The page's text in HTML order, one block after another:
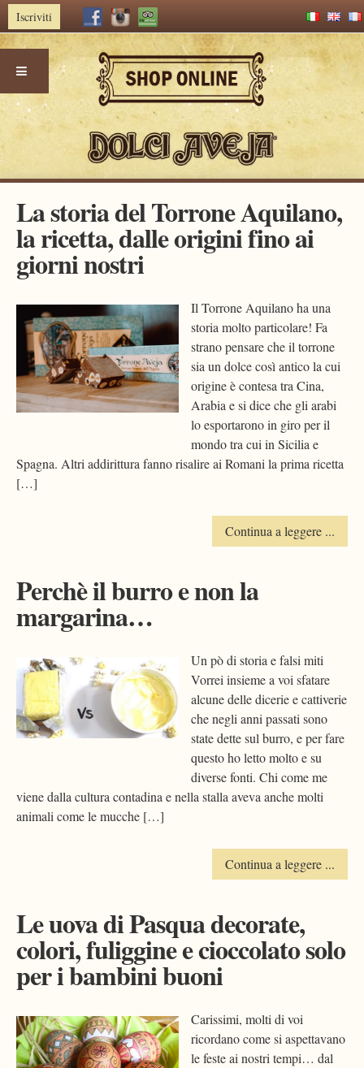
Iscriviti
contentLa storia del Torrone Aquilano,
la ricetta, dalle origini fino ai
giorni nostri
Il Torrone Aquilano ha una
storia molto particolare! Fa
strano pensare che il torrone
sia un dolce così antico la cui
origine è contesa tra Cina,
Arabia e si dice che gli arabi
lo esportarono in giro per il
mondo tra cui in Sicilia e
Spagna. Altri addirittura fanno risalire ai Romani la prima ricetta
[…]
Continua a leggere ...
Perchè il burro e non la
margarina…
Un pò di storia e falsi miti
Vorrei insieme a voi sfatare
alcune delle dicerie e cattiverie
che negli anni passati sono
state dette sul burro, e per fare
questo ho letto molto e su
diverse fonti. Chi come me
viene dalla cultura contadina e nella stalla aveva anche molti
animali come le mucche […]
Continua a leggere ...
Le uova di Pasqua decorate,
colori, fuliggine e cioccolato solo
per i bambini buoni
Carissimi, molti di voi
ricordano come si aspettavano
le feste ai nostri tempi… dal